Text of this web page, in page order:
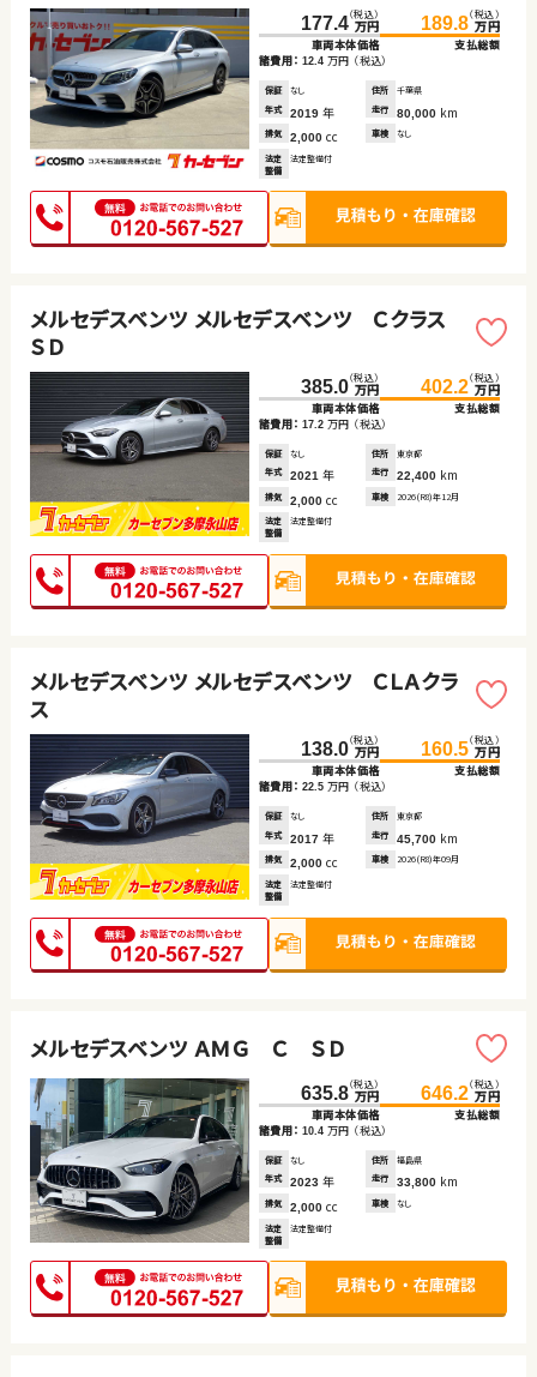
177.4（税込）
万円
車両本体価格
189.8（税込）
万円
支払総額
諸費用： 12.4 万円 （税込）
保証 なし 住所
千葉県
年式
2019 年 走行 80,000 km
排気 2,000 cc 車検 なし
法定
整備
法定整備付
メルセデスベンツ メルセデスベンツ Ｃクラス
ＳＤ
385.0（税込）
万円
車両本体価格
402.2（税込）
万円
支払総額
諸費用： 17.2 万円 （税込）
保証 なし 住所
東京都
年式
2021 年 走行 22,400 km
排気 2,000 cc 車検 2026(R8)年12月
法定
整備
法定整備付
メルセデスベンツ メルセデスベンツ ＣＬＡクラ
ス
138.0（税込）
万円
車両本体価格
160.5（税込）
万円
支払総額
諸費用： 22.5 万円 （税込）
保証 なし 住所
東京都
年式
2017 年 走行 45,700 km
排気 2,000 cc 車検 2026(R8)年09月
法定
整備
法定整備付
メルセデスベンツ ＡＭＧ Ｃ ＳＤ
635.8（税込）
万円
車両本体価格
646.2（税込）
万円
支払総額
諸費用： 10.4 万円 （税込）
保証 なし 住所
福島県
年式
2023 年 走行 33,800 km
排気 2,000 cc 車検 なし
法定
整備
法定整備付